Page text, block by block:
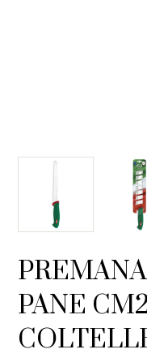
PANE